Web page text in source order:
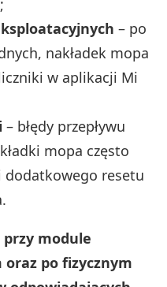
– po
nakładek mopa
w aplikacji Mi
– błędy przepływu
mopa często
resetu
module
oraz po fizycznym